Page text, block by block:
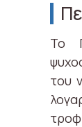
Το
του